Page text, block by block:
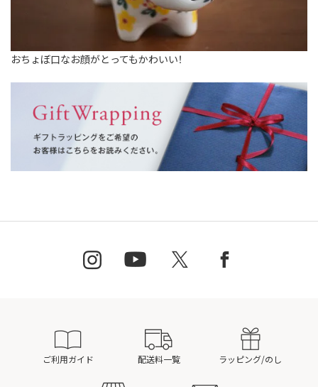
おちょぼ口なお顔がとってもかわいい！
ご利用ガイド 配送料一覧 ラッピング/のし